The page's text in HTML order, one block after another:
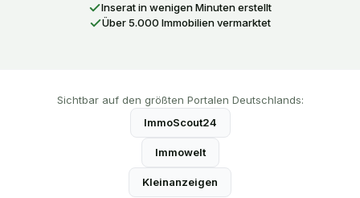
Inserat in wenigen Minuten erstellt
Über 5.000 Immobilien vermarktet
Sichtbar auf den größten Portalen Deutschlands:
ImmoScout24
Immowelt
Kleinanzeigen